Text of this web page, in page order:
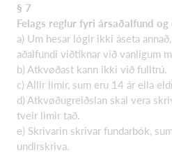
§ 7
Felags reglur fyri ársaðalfund og
a) Um hesar lógir ikki áseta
aðalfundi viðtiknar við vanligum
b) Atkvøðast kann ikki við fulltrú.
c) Allir limir, sum eru 14 ár ella
d) Atkvøðugreiðslan skal vera
tveir limir tað.
e) Skrivarin skrivar fundarbók,
undirskriva.